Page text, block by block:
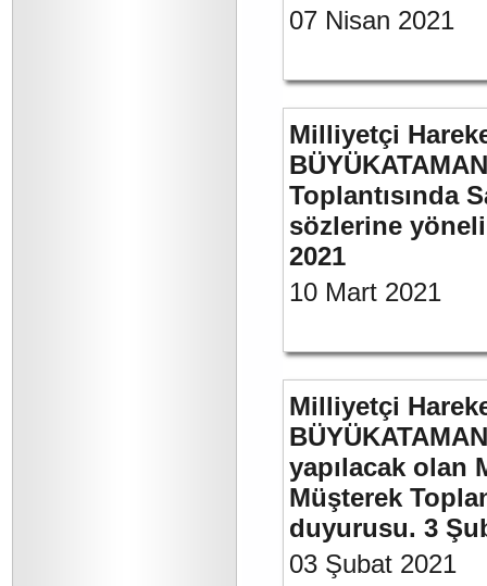
07 Nisan 2021
Milliyetçi
Toplantısında
sözlerine
2021
10 Mart 2021
Milliyetçi
yapılacak olan
Müşterek
duyurusu. 3
03 Şubat 2021